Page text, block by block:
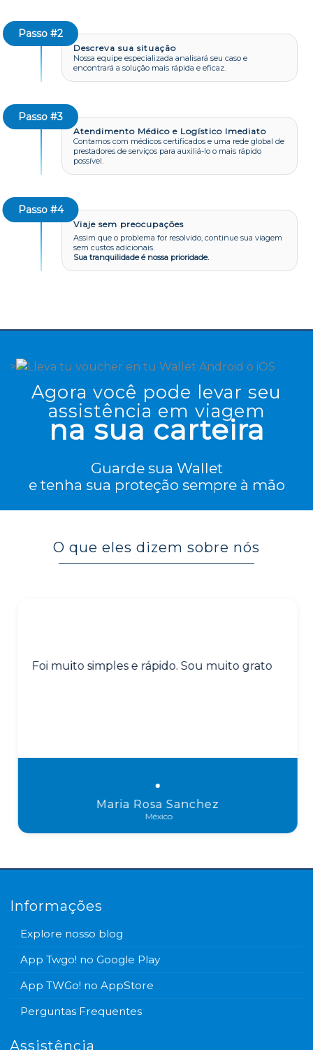
Passo #2
Descreva sua situação
Nossa equipe especializada analisará seu caso e
encontrará a solução mais rápida e eficaz.
Passo #3
Atendimento Médico e Logístico Imediato
Contamos com médicos certificados e uma rede global de
prestadores de serviços para auxiliá-lo o mais rápido
possível.
Passo #4
Viaje sem preocupações
Assim que o problema for resolvido, continue sua viagem
sem custos adicionais.
Sua tranquilidade é nossa prioridade.
>
Agora você pode levar seu
assistência em viagem
na sua carteira
Guarde sua Wallet
e tenha sua proteção sempre à mão
O que eles dizem sobre nós
Foi muito simples e rápido. Sou muito grato
Maria Rosa Sanchez
México
Informações
Explore nosso blog
App Twgo! no Google Play
App TWGo! no AppStore
Perguntas Frequentes
Assistência